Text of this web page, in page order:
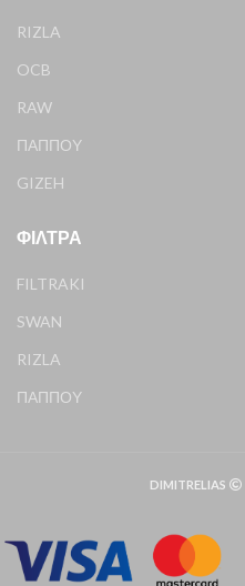
RIZLA
OCB
RAW
ΠΑΠΠΟΥ
GIZEH
ΦΊΛΤΡΑ
FILTRAKI
SWAN
RIZLA
ΠΑΠΠΟΥ
DIMITRELIAS